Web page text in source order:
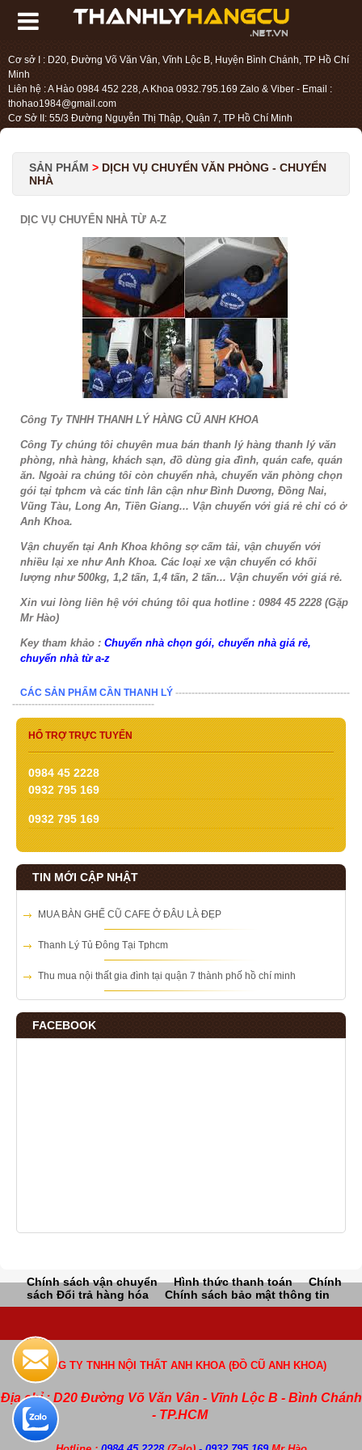
Cơ sở I : D20, Đường Võ Văn Vân, Vĩnh Lộc B, Huyện Bình Chánh, TP Hồ Chí
Minh
Liên hệ : A Hào 0984 452 228, A Khoa 0932.795.169 Zalo & Viber - Email :
thohao1984@gmail.com
Cơ Sở II: 55/3 Đường Nguyễn Thị Thập, Quận 7, TP Hồ Chí Minh
SẢN PHẨM > DỊCH VỤ CHUYỂN VĂN PHÒNG - CHUYỂN
NHÀ
DỊC VỤ CHUYỂN NHÀ TỪ A-Z
Công Ty TNHH THANH LÝ HÀNG CŨ ANH KHOA
Công Ty chúng tôi chuyên mua bán thanh lý hàng thanh lý văn
phòng, nhà hàng, khách sạn, đồ dùng gia đình, quán cafe, quán
ăn. Ngoài ra chúng tôi còn chuyển nhà, chuyển văn phòng chọn
gói tại tphcm và các tỉnh lân cận như Bình Dương, Đồng Nai,
Vũng Tàu, Long An, Tiền Giang... Vận chuyển với giá rẻ chỉ có ở
Anh Khoa.
Vận chuyển tại Anh Khoa không sợ cấm tải, vận chuyển với
nhiều lại xe như Anh Khoa. Các loại xe vận chuyển có khối
lượng như 500kg, 1,2 tấn, 1,4 tấn, 2 tấn... Vận chuyển với giá rẻ.
Xin vui lòng liên hệ với chúng tôi qua hotline : 0984 45 2228 (Gặp
Mr Hào)
Key tham khảo : Chuyển nhà chọn gói, chuyển nhà giá rẻ,
chuyển nhà từ a-z
CÁC SẢN PHẨM CẦN THANH LÝ ------------------------------------------------------
--------------------------------------------
HỔ TRỢ TRỰC TUYẾN
0984 45 2228
0932 795 169
0932 795 169
TIN MỚI CẬP NHẬT
MUA BÀN GHẾ CŨ CAFE Ở ĐÂU LÀ ĐẸP
Thanh Lý Tủ Đông Tại Tphcm
Thu mua nội thất gia đình tại quận 7 thành phố hồ chí minh
FACEBOOK
Chính sách vận chuyển Hình thức thanh toán
Chính
sách Đổi trả hàng hóa
Chính sách bảo mật thông tin
CÔNG TY TNHH NỘI THẤT ANH KHOA (ĐỒ CŨ ANH KHOA)
Địa chỉ : D20 Đường Võ Văn Vân - Vĩnh Lộc B - Bình Chánh
- TP.HCM